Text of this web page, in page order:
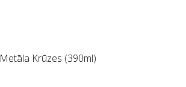
Metāla Krūzes (390ml)